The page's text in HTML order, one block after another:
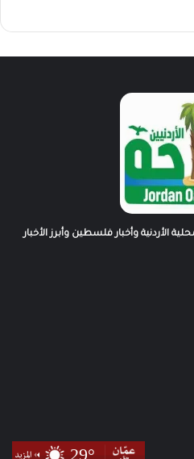
الأردنية وأخبار فلسطين وأبرز الأخبار